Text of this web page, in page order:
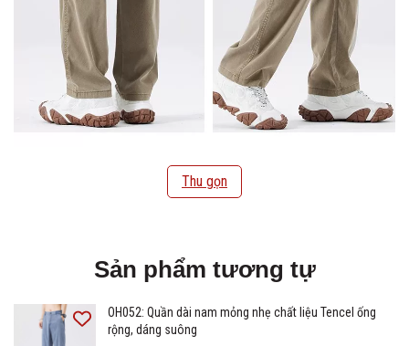
Thu gọn
Sản phẩm tương tự
OH052: Quần dài nam mỏng nhẹ chất liệu Tencel ống
rộng, dáng suông